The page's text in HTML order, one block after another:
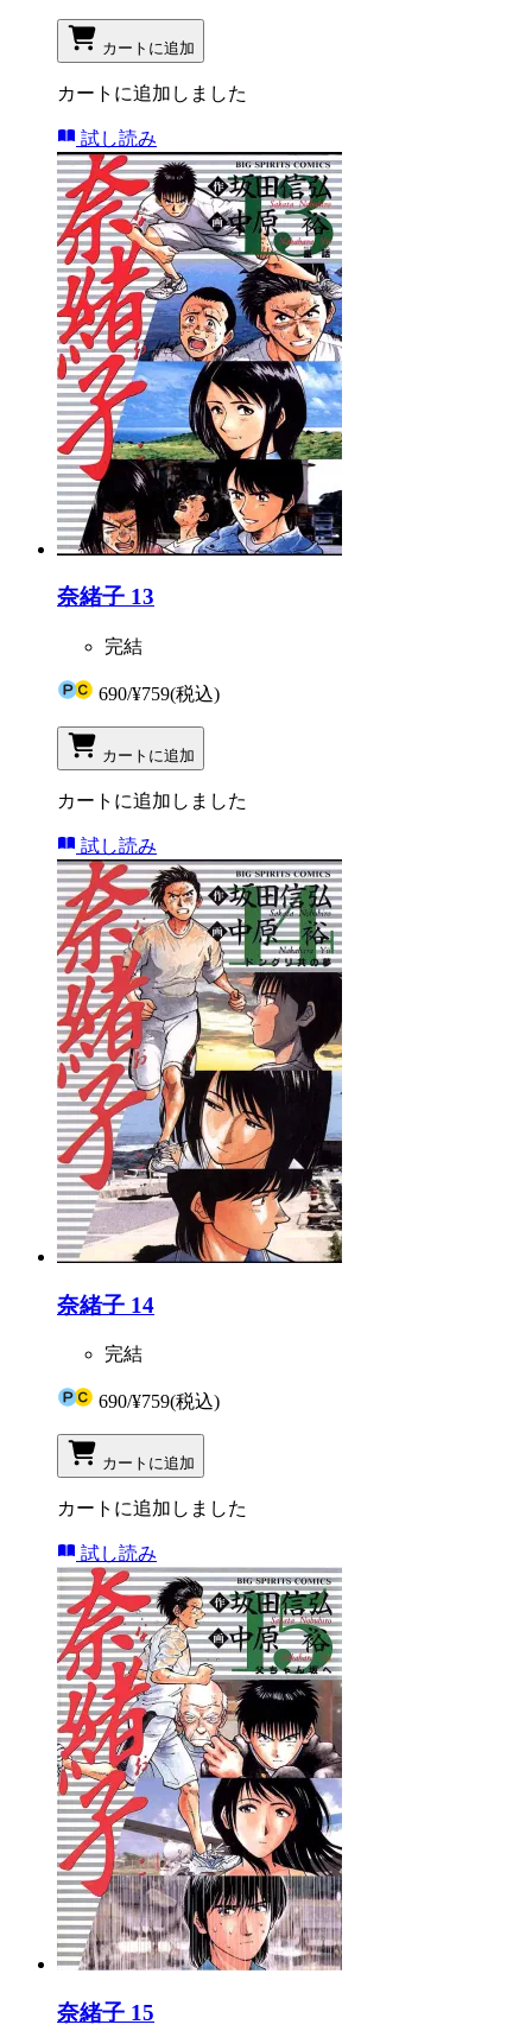
カートに追加
カートに追加しました
試し読み
奈緒子 13
完結
690/¥759(税込)
カートに追加
カートに追加しました
試し読み
奈緒子 14
完結
690/¥759(税込)
カートに追加
カートに追加しました
試し読み
奈緒子 15